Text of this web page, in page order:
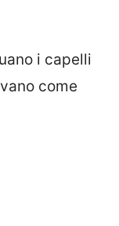
i capelli
come